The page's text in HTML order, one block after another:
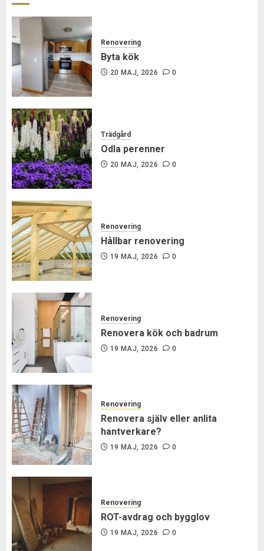
Renovering
Byta kök
20 MAJ, 2026 0
Trädgård
Odla perenner
20 MAJ, 2026 0
Renovering
Hållbar renovering
19 MAJ, 2026 0
Renovering
Renovera kök och badrum
19 MAJ, 2026 0
Renovering
Renovera själv eller anlita
hantverkare?
19 MAJ, 2026 0
Renovering
ROT-avdrag och bygglov
19 MAJ, 2026 0